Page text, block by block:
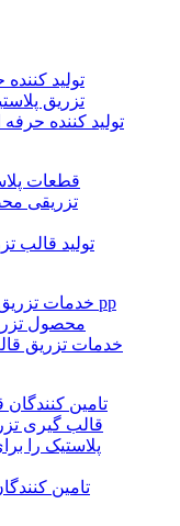
تولید کننده
تولید قالب
خدمات تزریق
تامین